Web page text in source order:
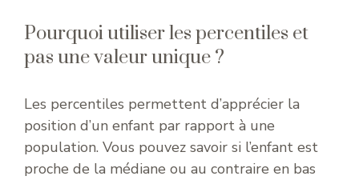
Pourquoi utiliser les percentiles et
pas une valeur unique ?
Les percentiles permettent d’apprécier la
position d’un enfant par rapport à une
population. Vous pouvez savoir si l’enfant est
proche de la médiane ou au contraire en bas